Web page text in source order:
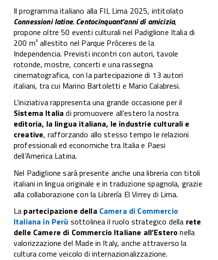
Il programma italiano alla FIL Lima 2025, intitolato
Connessioni latine. Centocinquant’anni di amicizia,
propone oltre 50 eventi culturali nel Padiglione Italia di
200 m² allestito nel Parque Próceres de la
Independencia. Previsti incontri con autori, tavole
rotonde, mostre, concerti e una rassegna
cinematografica, con la partecipazione di 13 autori
italiani, tra cui Marino Bartoletti e Mario Calabresi.
L’iniziativa rappresenta una grande occasione per il
Sistema Italia di promuovere all’estero la nostra
editoria, la lingua italiana, le industrie culturali e
creative, rafforzando allo stesso tempo le relazioni
professionali ed economiche tra Italia e Paesi
dell’America Latina.
Nel Padiglione sarà presente anche una libreria con titoli
italiani in lingua originale e in traduzione spagnola, grazie
alla collaborazione con la Librería El Virrey di Lima.
La partecipazione della Camera di Commercio
Italiana in Perù sottolinea il ruolo strategico della rete
delle Camere di Commercio Italiane all’Esteronella
valorizzazione del Made in Italy, anche attraverso la
cultura come veicolo di internazionalizzazione.